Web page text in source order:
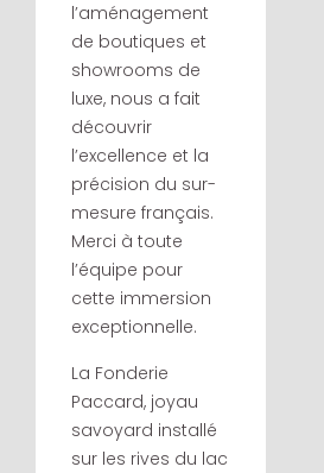
l’aménagement
de boutiques et
showrooms de
luxe, nous a fait
découvrir
l’excellence et la
précision du sur-
mesure français.
Merci à toute
l’équipe pour
cette immersion
exceptionnelle.
La Fonderie
Paccard, joyau
savoyard installé
sur les rives du lac